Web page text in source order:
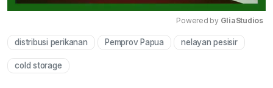
Mute
Powered by GliaStudios
distribusi perikanan Pemprov Papua nelayan pesisir
cold storage